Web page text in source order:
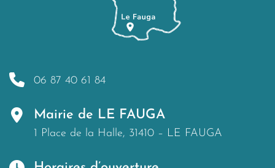
06 87 40 61 84
Mairie de LE FAUGA
1 Place de la Halle, 31410 – LE FAUGA